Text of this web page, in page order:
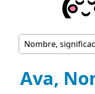
Ava,